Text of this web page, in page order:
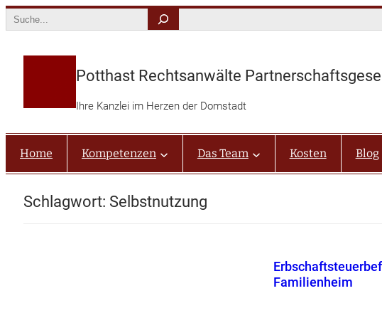
Search
Potthast Rechtsanwälte
Ihre Kanzlei im Herzen der Domstadt
Home Kompetenzen Das Team Kosten Blog
Schlagwort: Selbstnutzung
Familienheim